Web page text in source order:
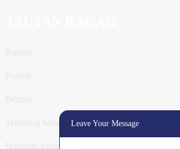
Leave Your Message